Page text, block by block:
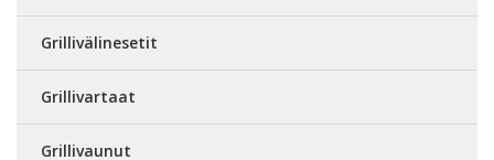
Grillivälinesetit
Grillivartaat
Grillivaunut